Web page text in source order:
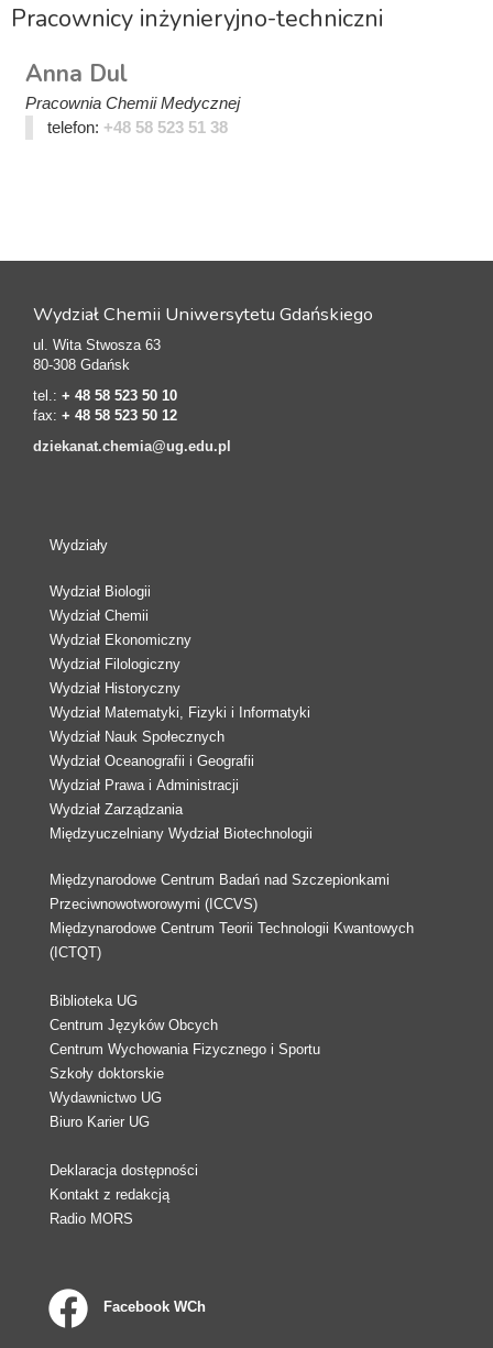
Pracownicy inżynieryjno-techniczni
Anna Dul
Pracownia Chemii Medycznej
telefon: +48 58 523 51 38
Wydział Chemii Uniwersytetu Gdańskiego
ul. Wita Stwosza 63
80-308 Gdańsk
tel.: + 48 58 523 50 10
fax: + 48 58 523 50 12
dziekanat.chemia@ug.edu.pl
Wydziały
Wydział Biologii
Wydział Chemii
Wydział Ekonomiczny
Wydział Filologiczny
Wydział Historyczny
Wydział Matematyki, Fizyki i Informatyki
Wydział Nauk Społecznych
Wydział Oceanografii i Geografii
Wydział Prawa i Administracji
Wydział Zarządzania
Międzyuczelniany Wydział Biotechnologii
Międzynarodowe Centrum Badań nad Szczepionkami
Przeciwnowotworowymi (ICCVS)
Międzynarodowe Centrum Teorii Technologii Kwantowych
(ICTQT)
Biblioteka UG
Centrum Języków Obcych
Centrum Wychowania Fizycznego i Sportu
Szkoły doktorskie
Wydawnictwo UG
Biuro Karier UG
Deklaracja dostępności
Kontakt z redakcją
Radio MORS
Facebook WCh